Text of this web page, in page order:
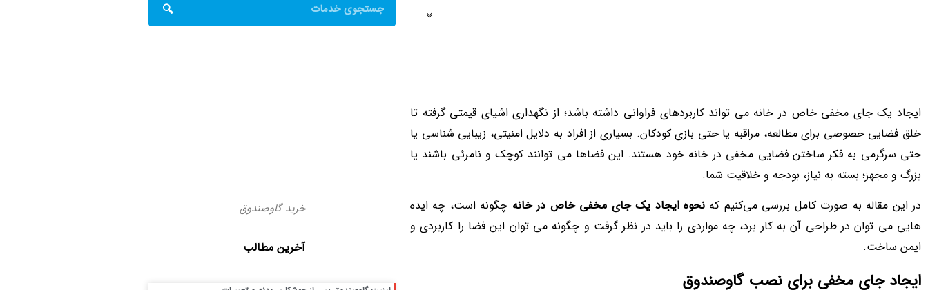
ایجاد یک جای مخفی خاص در خانه می‌ تواند کاربردهای فراوانی داشته باشد؛ از نگهداری اشیای قیمتی گرفته تا
خلق فضایی خصوصی برای مطالعه، مراقبه یا حتی بازی کودکان. بسیاری از افراد به دلایل امنیتی، زیبایی‌ شناسی یا
حتی سرگرمی به فکر ساختن فضایی مخفی در خانه خود هستند. این فضاها می‌ توانند کوچک و نامرئی باشند یا
بزرگ و مجهز؛ بسته به نیاز، بودجه و خلاقیت شما.
در این مقاله به صورت کامل بررسی می‌کنیم کهنحوه ایجاد یک جای مخفی خاص در خانه چگونه است، چه ایده‌
هایی می‌ توان در طراحی آن به کار برد، چه مواردی را باید در نظر گرفت و چگونه می‌ توان این فضا را کاربردی و
ایمن ساخت.
ایجاد جای مخفی برای نصب گاوصندوق
خرید گاوصندوق
آخرین مطالب